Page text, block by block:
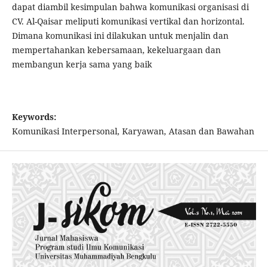
dapat diambil kesimpulan bahwa komunikasi organisasi di
CV. Al-Qaisar meliputi komunikasi vertikal dan horizontal.
Dimana komunikasi ini dilakukan untuk menjalin dan
mempertahankan kebersamaan, kekeluargaan dan
membangun kerja sama yang baik
Keywords:
Komunikasi Interpersonal, Karyawan, Atasan dan Bawahan